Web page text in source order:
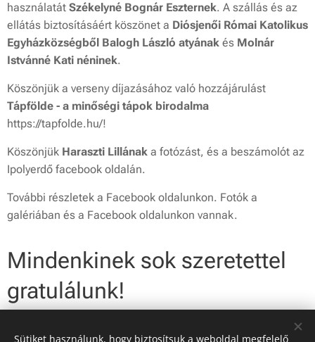
használatát Székelyné Bognár Eszternek. A szállás és az
ellátás biztosításáért köszönet a Diósjenői Római Katolikus
Egyházközségből Balogh László atyának és Molnár
Istvánné Kati néninek.
Köszönjük a verseny díjazásához való hozzájárulást
Tápfölde - a minőségi tápok birodalma
https://tapfolde.hu/!
Köszönjük Haraszti Lillának a fotózást, és a beszámolót az
Ipolyerdő facebook oldalán.
További részletek a Facebook oldalunkon. Fotók a
galériában és a Facebook oldalunkon vannak.
Mindenkinek sok szeretettel
gratulálunk!
Sütiket használunk, hogy biztosítsuk a weboldal megfelelő